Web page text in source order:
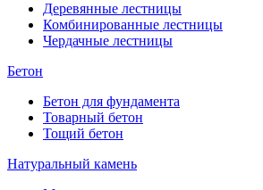
Деревянные лестницы
Комбинированные лестницы
Чердачные лестницы
Бетон
Бетон для фундамента
Товарный бетон
Тощий бетон
Натуральный камень